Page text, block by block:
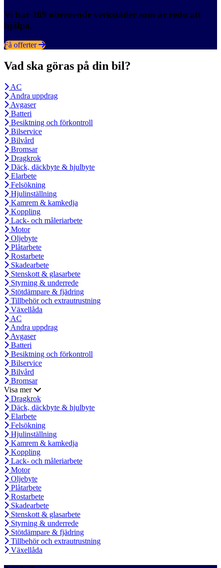
Vi har 269 oberoende verkstäder som är redo att
hjälpa.
Få offerter
Vad ska göras på din bil?
AC
Andra uppdrag
Avgaser
Batteri
Besiktning och förkontroll
Bilservice
Bilvård
Bromsar
Dragkrok
Däck, däckbyte & hjulbyte
Elarbete
Felsökning
Hjulinställning
Kamrem & kamkedja
Koppling
Lack- och måleriarbete
Motor
Oljebyte
Plåtarbete
Rostarbete
Skadearbete
Stenskott & glasarbete
Styrning & underrede
Stötdämpare & fjädring
Tillbehör och extrautrustning
Växellåda
AC
Andra uppdrag
Avgaser
Batteri
Besiktning och förkontroll
Bilservice
Bilvård
Bromsar
Visa mer
Dragkrok
Däck, däckbyte & hjulbyte
Elarbete
Felsökning
Hjulinställning
Kamrem & kamkedja
Koppling
Lack- och måleriarbete
Motor
Oljebyte
Plåtarbete
Rostarbete
Skadearbete
Stenskott & glasarbete
Styrning & underrede
Stötdämpare & fjädring
Tillbehör och extrautrustning
Växellåda